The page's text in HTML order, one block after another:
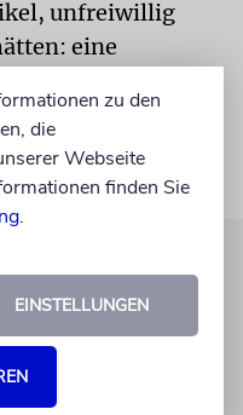
unfreiwillig
eine
zu den
die
Webseite
finden Sie
.
EINSTELLUNGEN